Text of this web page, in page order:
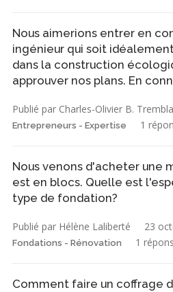
Nous aimerions entrer en
ingénieur qui soit
dans la construction
approuver nos plans. En
Publié par Charles-Olivier B.
Entrepreneurs - Expertise 1
Nous venons d'acheter une
est en blocs. Quelle est
type de fondation?
Publié par Hélène Laliberté 23
Fondations - Rénovation 1
Comment faire un coffrage